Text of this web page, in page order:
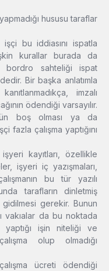
hususu taraflar
işçi bu iddiasını ispatla
kurallar burada da
bordro sahteliği ispat
Bir başka anlatımla
imzalı
ödendiği varsayılır.
boş olması ya da
fazla çalışma yaptığını
kayıtları, özellikle
işyeri iç yazışmaları,
bu tür yazılı
tarafların dinletmiş
gidilmesi gerekir. Bunun
vakıalar da bu noktada
işin niteliği ve
olup olmadığı
ücreti ödendiği